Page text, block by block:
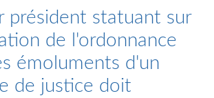
président statuant sur
de l'ordonnance
émoluments d'un
de justice doit